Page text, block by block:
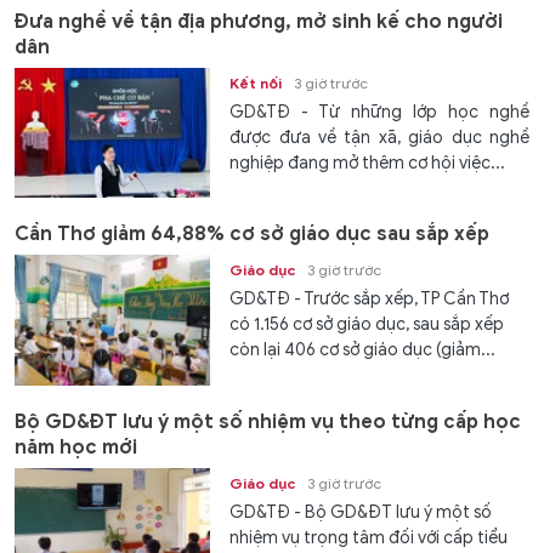
Đưa nghề về tận địa phương, mở sinh kế cho người
dân
Kết nối 3 giờ trước
GD&TĐ - Từ những lớp học nghề
được đưa về tận xã, giáo dục nghề
nghiệp đang mở thêm cơ hội việc...
Cần Thơ giảm 64,88% cơ sở giáo dục sau sắp xếp
Giáo dục 3 giờ trước
GD&TĐ - Trước sắp xếp, TP Cần Thơ
có 1.156 cơ sở giáo dục, sau sắp xếp
còn lại 406 cơ sở giáo dục (giảm...
Bộ GD&ĐT lưu ý một số nhiệm vụ theo từng cấp học
năm học mới
Giáo dục 3 giờ trước
GD&TĐ - Bộ GD&ĐT lưu ý một số
nhiệm vụ trọng tâm đối với cấp tiểu